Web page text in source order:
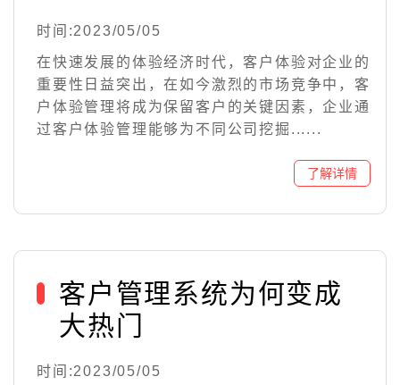
时间:2023/05/05
在快速发展的体验经济时代，客户体验对企业的
重要性日益突出，在如今激烈的市场竞争中，客
户体验管理将成为保留客户的关键因素，企业通
过客户体验管理能够为不同公司挖掘......
客户管理系统为何变成
大热门
时间:2023/05/05